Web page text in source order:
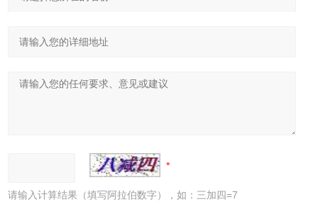
请输入计算结果（填写阿拉伯数字），如：三加四=7